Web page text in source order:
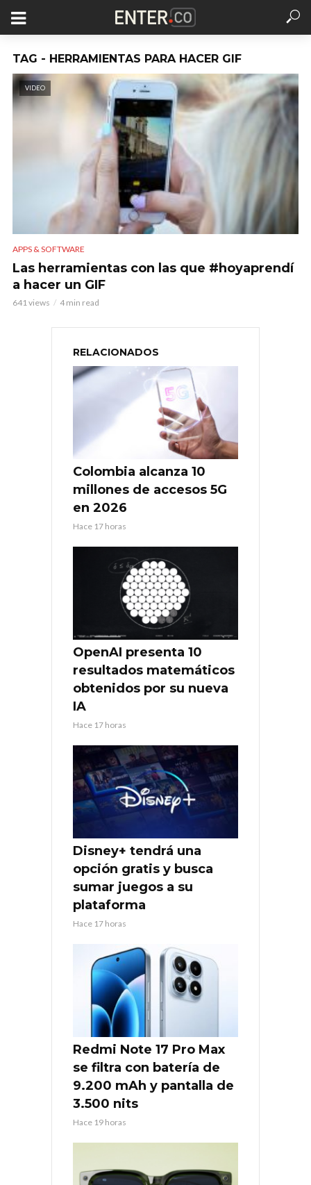
TAG - HERRAMIENTAS PARA HACER GIF
VIDEO
APPS & SOFTWARE
Las herramientas con las que #hoyaprendí
a hacer un GIF
641 views 4 min read
RELACIONADOS
Colombia alcanza 10
millones de accesos 5G
en 2026
Hace 17 horas
OpenAI presenta 10
resultados matemáticos
obtenidos por su nueva
IA
Hace 17 horas
Disney+ tendrá una
opción gratis y busca
sumar juegos a su
plataforma
Hace 17 horas
Redmi Note 17 Pro Max
se filtra con batería de
9.200 mAh y pantalla de
3.500 nits
Hace 19 horas